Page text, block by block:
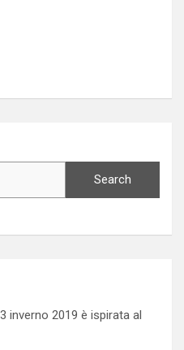
Search
inverno 2019 è ispirata al